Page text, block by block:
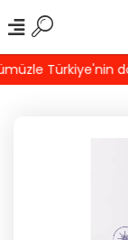
Türkiye'nin